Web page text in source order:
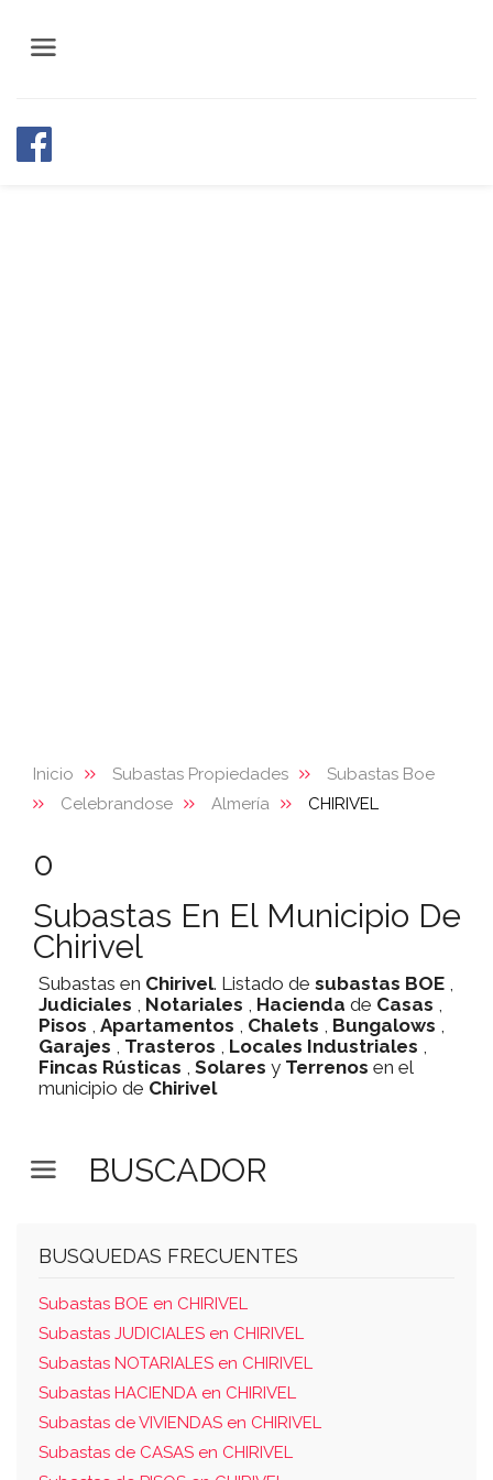
Inicio Subastas Propiedades
Subastas Boe
Celebrandose
Almería CHIRIVEL
0
Subastas En El Municipio De
Chirivel
Subastas en Chirivel. Listado de subastas BOE ,
Judiciales , Notariales , Hacienda de Casas ,
Pisos , Apartamentos , Chalets , Bungalows ,
Garajes , Trasteros , Locales Industriales ,
Fincas Rústicas , Solares y Terrenos en el
municipio de Chirivel
BUSCADOR
BUSQUEDAS FRECUENTES
Subastas BOE en CHIRIVEL
Subastas JUDICIALES en CHIRIVEL
Subastas NOTARIALES en CHIRIVEL
Subastas HACIENDA en CHIRIVEL
Subastas de VIVIENDAS en CHIRIVEL
Subastas de CASAS en CHIRIVEL